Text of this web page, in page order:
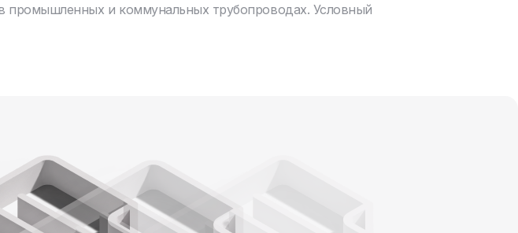
промышленных и коммунальных трубопроводах. Условный